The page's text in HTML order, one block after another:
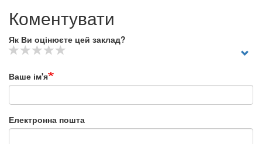
Коментувати
Як Ви оцінюєте цей заклад?
Ваше ім'я
Електронна пошта